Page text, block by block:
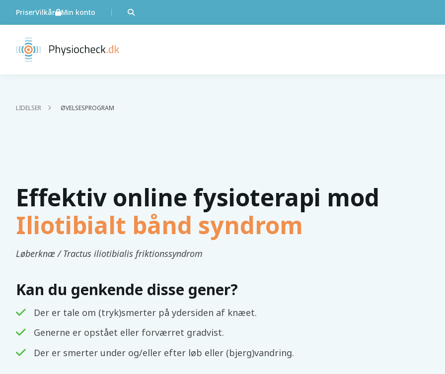
PriserVilkår Min konto
LIDELSER ØVELSESPROGRAM
Effektiv online fysioterapi mod
Iliotibialt bånd syndrom
Løberknæ / Tractus iliotibialis friktionssyndrom
Kan du genkende disse gener?
Der er tale om (tryk)smerter på ydersiden af knæet.
Generne er opstået eller forværret gradvist.
Der er smerter under og/eller efter løb eller (bjerg)vandring.